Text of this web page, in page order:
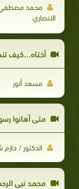
محمد
الانصاري
أختاه...كيف
مسعد أنور
متى أهانوا
الدكتور /
محمد نبي